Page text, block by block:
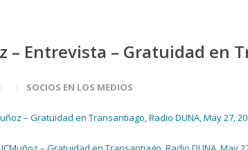
– Entrevista – Gratuidad en
SOCIOS EN LOS MEDIOS
– Gratuidad en Transantiago, Radio DUNA, May 27,